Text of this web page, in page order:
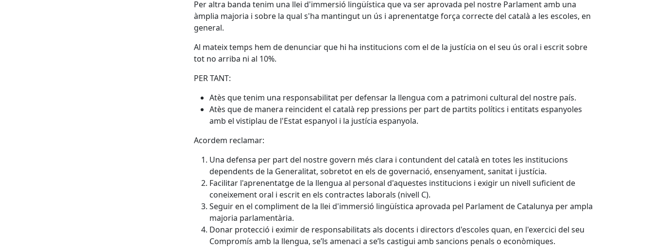
Per altra banda tenim una llei d'immersió lingüística que va ser aprovada pel nostre Parlament amb una
àmplia majoria i sobre la qual s'ha mantingut un ús i aprenentatge força correcte del català a les escoles, en
general.
Al mateix temps hem de denunciar que hi ha institucions com el de la justícia on el seu ús oral i escrit sobre
tot no arriba ni al 10%.
PER TANT:
Atès que tenim una responsabilitat per defensar la llengua com a patrimoni cultural del nostre país.
Atès que de manera reincident el català rep pressions per part de partits polítics i entitats espanyoles
amb el vistiplau de l'Estat espanyol i la justícia espanyola.
Acordem reclamar:
Una defensa per part del nostre govern més clara i contundent del català en totes les institucions
dependents de la Generalitat, sobretot en els de governació, ensenyament, sanitat i justícia.
Facilitar l'aprenentatge de la llengua al personal d'aquestes institucions i exigir un nivell suficient de
coneixement oral i escrit en els contractes laborals (nivell C).
Seguir en el compliment de la llei d'immersió lingüística aprovada pel Parlament de Catalunya per ampla
majoria parlamentària.
Donar protecció i eximir de responsabilitats als docents i directors d'escoles quan, en l'exercici del seu
Compromís amb la llengua, se’ls amenaci a se’ls castigui amb sancions penals o econòmiques.